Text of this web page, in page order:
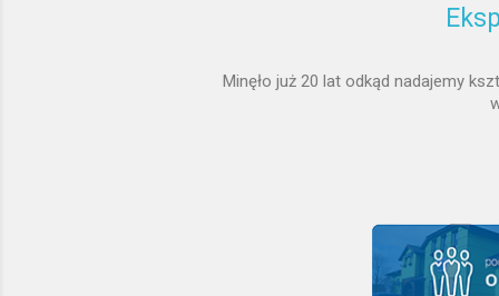
Minęło już 20 lat odkąd nadajemy